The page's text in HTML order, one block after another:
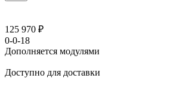
125 970 ₽
0-0-18
Дополняется модулями
Доступно для доставки